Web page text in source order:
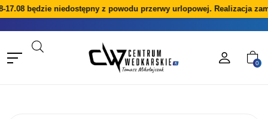
będzie niedostępny z powodu przerwy urlopowej. Realizacja
0